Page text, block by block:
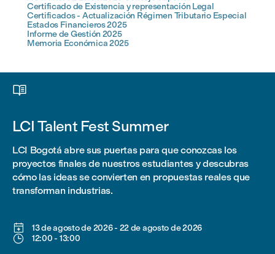
Certificado de Existencia y representación Legal
Certificados - Actualización Régimen Tributario Especial
Estados Financieros 2025
Informe de Gestión 2025
Memoria Económica 2025

LCI Talent Fest Summer
LCI Bogotá abre sus puertas para que conozcas los
proyectos finales de nuestros estudiantes y descubras
cómo las ideas se convierten en propuestas reales que
transforman industrias.
 13 de agosto de 2026- 22 de agosto de 2026
 12:00- 13:00